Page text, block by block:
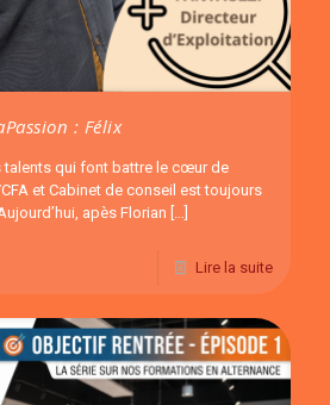
: Félix
talents qui font battre le cœur de
et Cabinet de conseil est toujours
apès Florian […]
Lire la suite